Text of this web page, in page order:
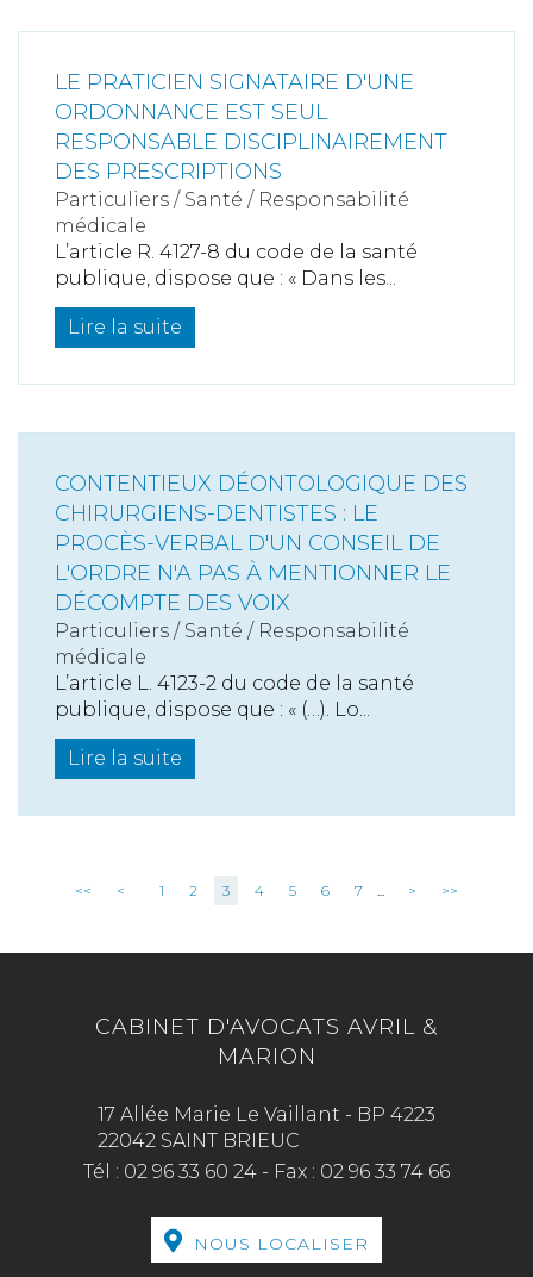
LE PRATICIEN SIGNATAIRE D'UNE
ORDONNANCE EST SEUL
RESPONSABLE DISCIPLINAIREMENT
DES PRESCRIPTIONS
Particuliers / Santé / Responsabilité
médicale
L’article R. 4127-8 du code de la santé
publique, dispose que : « Dans les...
Lire la suite
CONTENTIEUX DÉONTOLOGIQUE DES
CHIRURGIENS-DENTISTES : LE
PROCÈS-VERBAL D'UN CONSEIL DE
L'ORDRE N'A PAS À MENTIONNER LE
DÉCOMPTE DES VOIX
Particuliers / Santé / Responsabilité
médicale
L’article L. 4123-2 du code de la santé
publique, dispose que : « (…). Lo...
Lire la suite
<< < 1 2 3 4 5 6 7 ... > >>
CABINET D'AVOCATS AVRIL &
MARION
17 Allée Marie Le Vaillant - BP 4223
22042 SAINT BRIEUC
Tél : 02 96 33 60 24 - Fax : 02 96 33 74 66
NOUS LOCALISER